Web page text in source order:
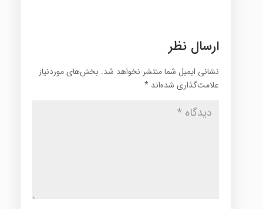
ارسال نظر
نشانی ایمیل شما منتشر نخواهد شد. بخش‌های موردنیاز
علامت‌گذاری شده‌اند *